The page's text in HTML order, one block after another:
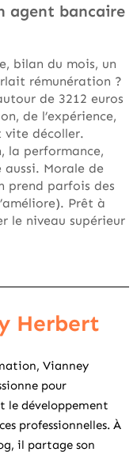
agent bancaire
bilan du mois, un
rémunération ?
de 3212 euros
de l’expérience,
vite décoller.
la performance,
aussi. Morale de
prend parfois des
Prêt à
le niveau supérieur
Herbert
Vianney
pour
le développement
professionnelles. À
il partage son